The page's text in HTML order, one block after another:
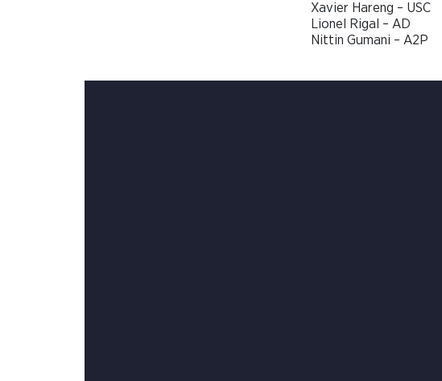
Xavier Hareng – USC
Lionel Rigal – AD
Nittin Gumani – A2P